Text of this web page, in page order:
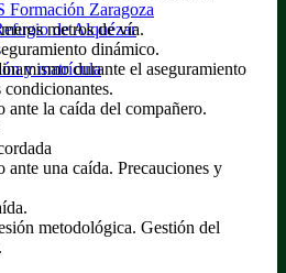
Formación Zaragoza
de Alquézar
y matrícula
metros de vía.
dinámico.
durante el aseguramiento
la caída del compañero.
una caída. Precauciones y
metodológica. Gestión del